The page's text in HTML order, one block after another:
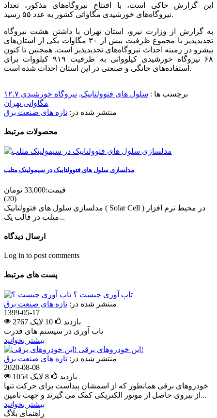
این گزارش حاکی است، با افتتاح نیروگاه‌های مذکور، تعداد
نیروگاه‌های خورشیدی مگاواتی کشور به عدد ۵۵ رسید.
به گزارش از وزارت نیرو، استان تهران با داشتن هشت نیروگاه
تجدیدپذیر با مجموع ظرفیت بیش از ۳۰ مگاوات یکی از استان‌های
پیشرو در زمینه احداث نیروگاه‌های تجدیدپذیر است. همچنین تا کنون
۶۸ نیروگاه خورشیدی کیلوواتی به ظرفیت ۹۱۹ کیلووات برای
استفاده‌های خانگی و صنعتی در این استان احداث شده است.
برچسب ها : سلول های فتوولتاییک,
نیروگاه خورشیدی ۱۲.۷
مگاواتی تهران
منتشر شده در: تازه های صنعت برق
محصولات مرتبط
مدلسازی سلول های فتوولتاییک در سیمولینک متلب
قیمت:33,000 تومان
(20)
مدلسازی سلول های فتوولتاییک ( Solar Cell ) در محیط نرم افزار
متلب در قالب یک...
ارسال دیدگاه
Log in to post comments
پست های مرتبط
تاب آوری چیست ؟
منتشر شده در: تازه های صنعت برق
1399-05-17
2767 بازدید
10 لایک
تاب آوری در سیستم های قدرت
بیشتر بخوانید
این خودروهای برقی!
منتشر شده در: تازه های صنعت برق
2020-08-08
1054 بازدید
8 لایک
خودروهای برقی همانطور که از اسمشان پیداست برای حرکت تنها
از نیروی حاصل از موتور الکتریکی کمک می گیرند و جهت تامین...
بیشتر بخوانید
راهنمای بلاگ